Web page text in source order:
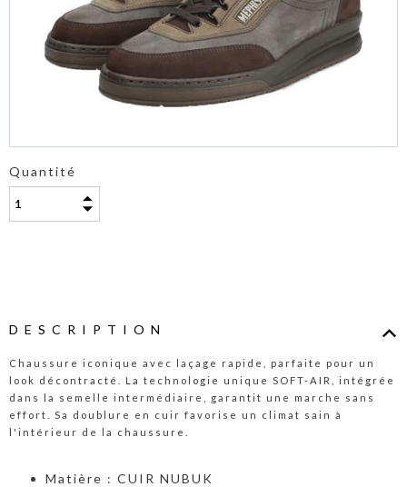
Quantité
DESCRIPTION
Chaussure iconique avec laçage rapide, parfaite pour un
look décontracté. La technologie unique SOFT-AIR, intégrée
dans la semelle intermédiaire, garantit une marche sans
effort. Sa doublure en cuir favorise un climat sain à
l'intérieur de la chaussure.
Matière : CUIR NUBUK